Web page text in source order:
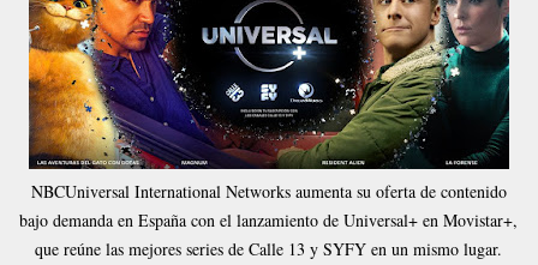
NBCUniversal International Networks aumenta su oferta de contenido
bajo demanda en España con el lanzamiento de Universal+ en Movistar+,
que reúne las mejores series de Calle 13 y SYFY en un mismo lugar.